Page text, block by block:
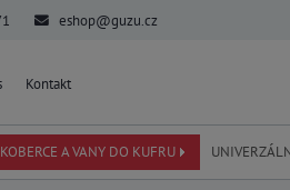
eshop@guzu.cz
Kontakt
A VANY DO KUFRU